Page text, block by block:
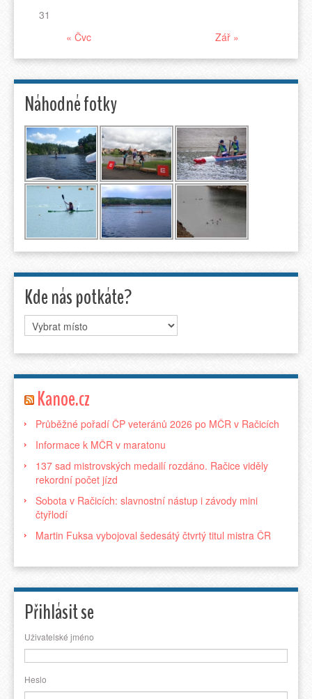
31
« Čvc
Zář »
Náhodné fotky
Kde nás potkáte?
Kanoe.cz
Průběžné pořadí ČP veteránů 2026 po MČR v Račicích
Informace k MČR v maratonu
137 sad mistrovských medailí rozdáno. Račice viděly
rekordní počet jízd
Sobota v Račicích: slavnostní nástup i závody mini
čtyřlodí
Martin Fuksa vybojoval šedesátý čtvrtý titul mistra ČR
Přihlásit se
Uživatelské jméno
Heslo